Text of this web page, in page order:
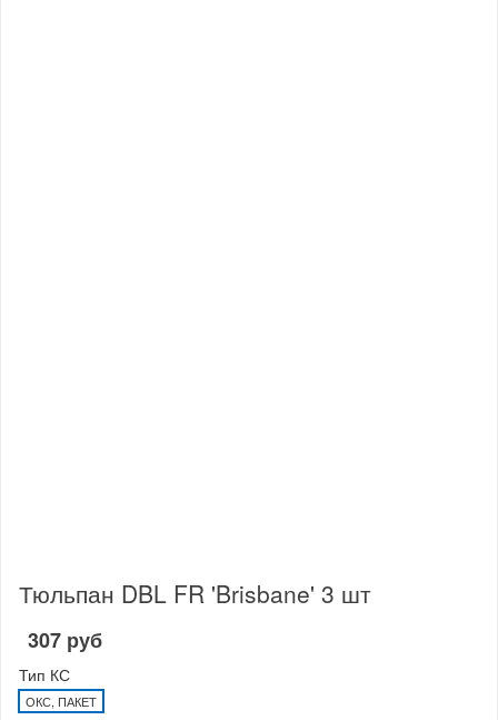
Тюльпан DBL FR 'Brisbane' 3 шт
307 руб
Тип КС
ОКС, ПАКЕТ